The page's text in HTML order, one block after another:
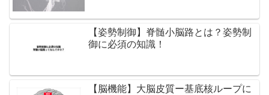
【姿勢制御】脊髄小脳路とは？姿勢制
御に必須の知識！
【脳機能】大脳皮質ー基底核ループに